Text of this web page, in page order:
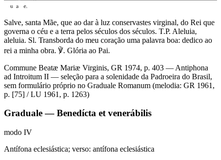
Salve, santa Mãe, que ao dar à luz conservastes virginal, do Rei que
governa o céu e a terra pelos séculos dos séculos. T.P. Aleluia,
aleluia. Sl. Transborda do meu coração uma palavra boa: dedico ao
rei a minha obra. ℣. Glória ao Pai.
Commune Beatæ Mariæ Virginis, GR 1974, p. 403 — Antiphona
ad Introitum II — seleção para a solenidade da Padroeira do Brasil,
sem formulário próprio no Graduale Romanum (melodia: GR 1961,
p. [75] / LU 1961, p. 1263)
Graduale — Benedícta et venerábilis
modo IV
Antífona eclesiástica; verso: antífona eclesiástica